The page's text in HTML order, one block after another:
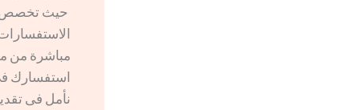
حيث تخصص
مباشرة من
استفسارك
نأمل فى